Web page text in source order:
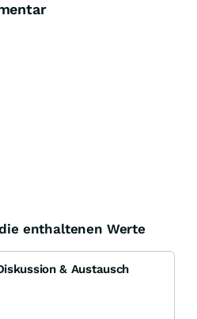
enthaltenen Werte
& Austausch